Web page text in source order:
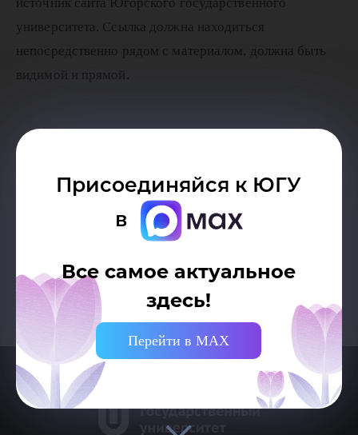
Присоединяйся к ЮГУ
в
Все самое актуальное
здесь!
Перейти в MAX
университета. Ссылка должна находиться
непосредственно рядом с материалом, должна быть
видимой и прямой.